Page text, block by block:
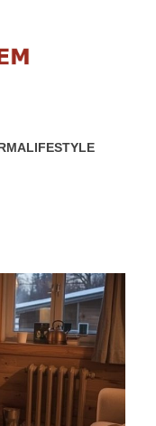
LIFESTYLE